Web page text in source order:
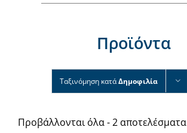
Επικοινωνία
Προϊόντα
Ταξινόμηση κατάΔημοφιλία
Προβάλλονται όλα - 2 αποτελέσματα